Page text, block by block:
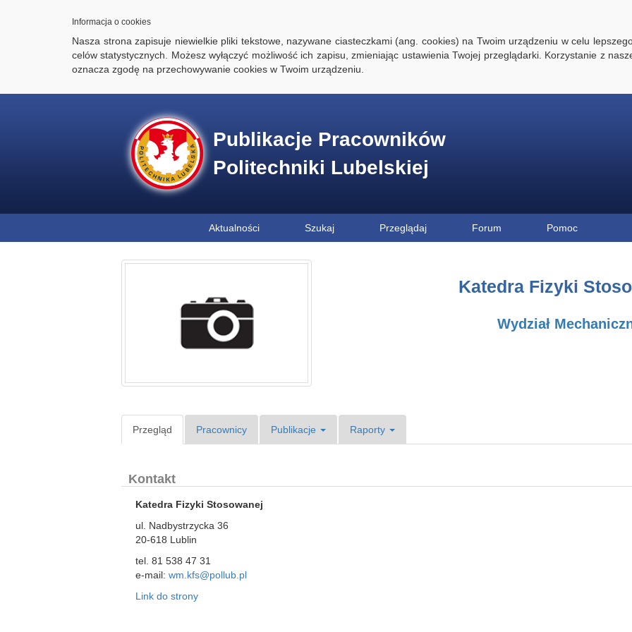
Informacja o cookies
Nasza strona zapisuje niewielkie pliki tekstowe, nazywane ciasteczkami (ang. cookies) na Twoim urządzeniu w celu
celów statystycznych. Możesz wyłączyć możliwość ich zapisu, zmieniając ustawienia Twojej przeglądarki. Korzystanie z
oznacza zgodę na przechowywanie cookies w Twoim urządzeniu.
Publikacje Pracowników
Politechniki Lubelskiej
Aktualności Szukaj Przeglądaj Forum Pomoc
Katedra Fizyki
Wydział
Przegląd Pracownicy Publikacje Raporty
Kontakt
Katedra Fizyki Stosowanej
ul. Nadbystrzycka 36
20-618 Lublin
tel. 81 538 47 31
e-mail: wm.kfs@pollub.pl
Link do strony